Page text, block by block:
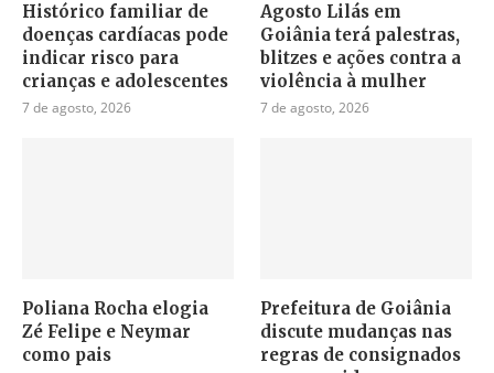
Histórico familiar de
doenças cardíacas pode
indicar risco para
crianças e adolescentes
7 de agosto, 2026
Agosto Lilás em
Goiânia terá palestras,
blitzes e ações contra a
violência à mulher
7 de agosto, 2026
Poliana Rocha elogia
Zé Felipe e Neymar
como pais
Prefeitura de Goiânia
discute mudanças nas
regras de consignados